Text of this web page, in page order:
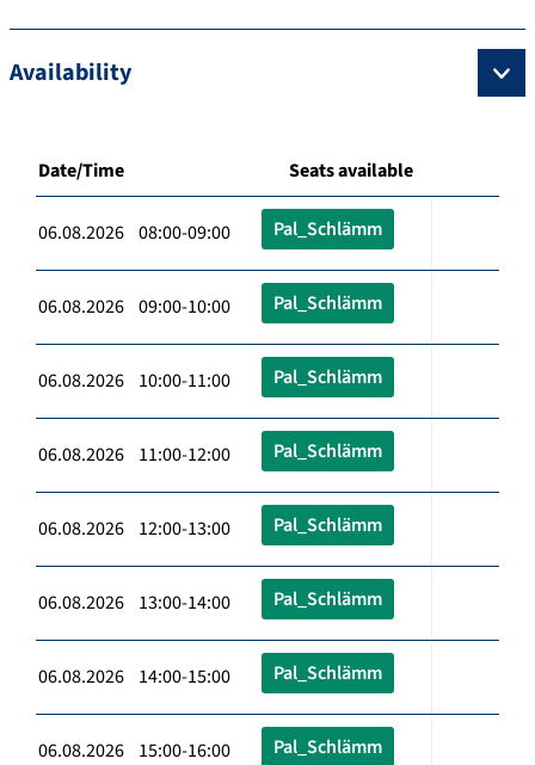
Availability
Date/Time Seats available
06.08.2026 08:00-09:00 Pal_Schlämm
06.08.2026 09:00-10:00 Pal_Schlämm
06.08.2026 10:00-11:00 Pal_Schlämm
06.08.2026 11:00-12:00 Pal_Schlämm
06.08.2026 12:00-13:00 Pal_Schlämm
06.08.2026 13:00-14:00 Pal_Schlämm
06.08.2026 14:00-15:00 Pal_Schlämm
06.08.2026 15:00-16:00 Pal_Schlämm